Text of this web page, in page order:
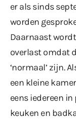
er als sinds
worden
Daarnaast
overlast omdat
‘normaal’ zijn.
een kleine
eens iedereen
keuken en